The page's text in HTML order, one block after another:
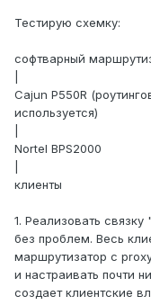
Тестирую схемку:
софтварный
Cajun P550R
используется)
Nortel BPS2000
клиенты
1. Реализовать
без проблем. Весь
маршрутизатор с
и настраивать почти
создает клиентские